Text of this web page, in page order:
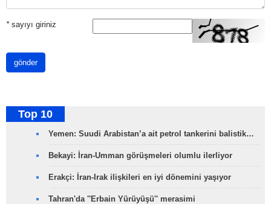
*sayıyı giriniz
gönder
Top 10
Yemen: Suudi Arabistan’a ait petrol tankerini balistik…
Bekayi: İran-Umman görüşmeleri olumlu ilerliyor
Erakçi: İran-Irak ilişkileri en iyi dönemini yaşıyor
Tahran'da ''Erbain Yürüyüşü'' merasimi